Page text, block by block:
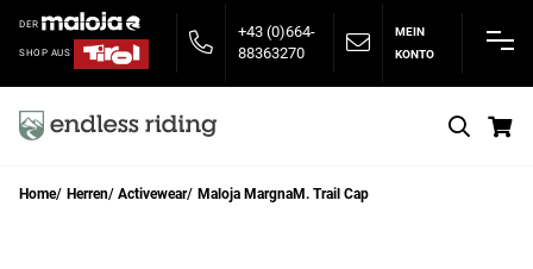
DER
SHOP AUS
+43 (0)664-
88363270
MEIN
KONTO
Home Herren Activewear Maloja MargnaM. Trail Cap